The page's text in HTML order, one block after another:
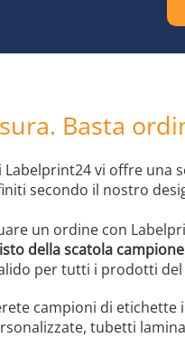
Basta
vi offre una
secondo il nostro
un ordine con
della scatola
per tutti i prodotti
campioni di
tubetti